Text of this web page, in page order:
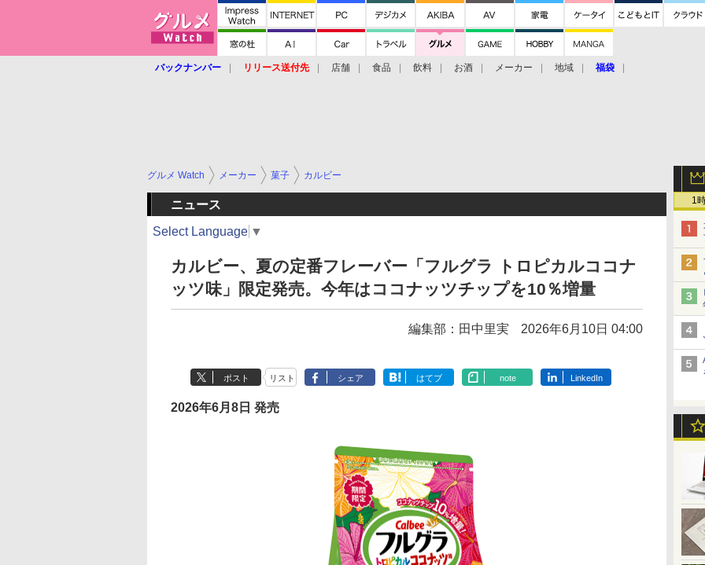
バックナンバー リリース送付先 店舗 食品 飲料 お酒 メーカー 地域 福袋
1
グルメ Watch メーカー 菓子 カルビー
ニュース
Select Language ▼
カルビー、夏の定番フレーバー「フルグラ トロピカルココナ
ッツ味」限定発売。今年はココナッツチップを10％増量
編集部：田中里実 2026年6月10日 04:00
ポスト リスト シェア はてブ note LinkedIn
2026年6月8日 発売